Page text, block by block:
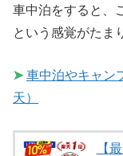
車中泊をすると、
という感覚がたま
➤ 車中泊やキャン
天）
【